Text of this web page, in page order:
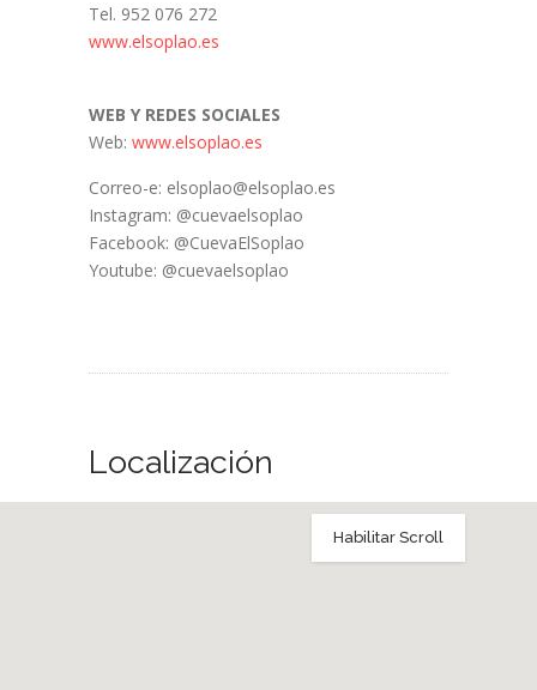
Tel. 952 076 272
www.elsoplao.es
WEB Y REDES SOCIALES
Web: www.elsoplao.es
Correo-e: elsoplao@elsoplao.es
Instagram: @cuevaelsoplao
Facebook: @CuevaElSoplao
Youtube: @cuevaelsoplao
Localización
Habilitar Scroll